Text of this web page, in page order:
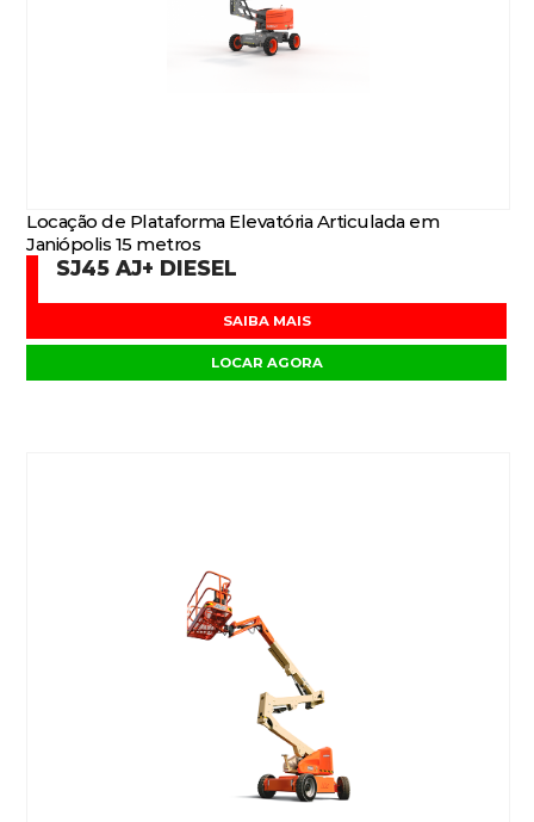
Locação de Plataforma Elevatória Articulada em
Janiópolis 15 metros
SJ45 AJ+ DIESEL
SAIBA MAIS
LOCAR AGORA